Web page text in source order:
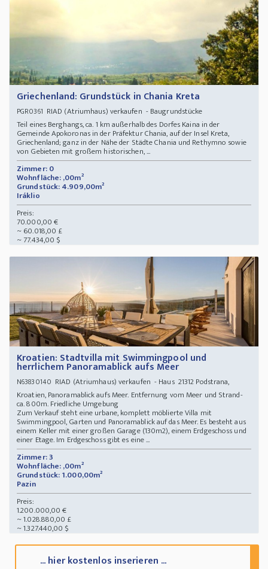
Griechenland: Grundstück in Chania Kreta
PGR0361 RIAD (Atriumhaus) verkaufen - Baugrundstücke
Teil eines Berghangs, ca. 1 km außerhalb des Dorfes Kaina in der
Gemeinde Apokoronas in der Präfektur Chania, auf der Insel Kreta,
Griechenland; ganz in der Nähe der Städte Chania und Rethymno sowie
von Gebieten mit großem historischen, ...
Zimmer: 0
Wohnfläche: ,00m²
Grundstück: 4.909,00m²
Iráklio
Preis:
70.000,00 €
~ 60.018,00 £
~ 77.434,00 $
Kroatien: Stadtvilla mit Swimmingpool und
herrlichem Panoramablick aufs Meer
N63830140 RIAD (Atriumhaus) verkaufen - Haus 21312 Podstrana,
Kroatien, Panoramablick aufs Meer. Entfernung vom Meer und Strand-
ca. 800m. Friedliche Umgebung
Zum Verkauf steht eine urbane, komplett möblierte Villa mit
Swimmingpool, Garten und Panoramablick auf das Meer. Es besteht aus
einem Keller mit einer großen Garage (130m2), einem Erdgeschoss und
einer Etage. Im Erdgeschoss gibt es eine ...
Zimmer: 3
Wohnfläche: ,00m²
Grundstück: 1.000,00m²
Pazin
Preis:
1.200.000,00 €
~ 1.028.880,00 £
~ 1.327.440,00 $
... hier kostenlos inserieren ...